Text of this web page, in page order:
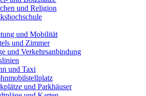
und Religion
und Mobilität
und Zimmer
und Verkehrsanbindung
und Taxi
und Parkhäuser